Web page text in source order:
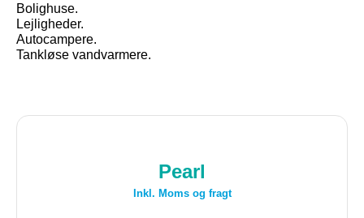
Bolighuse.
Lejligheder.
Autocampere.
Tankløse vandvarmere.
Pearl
Inkl. Moms og fragt